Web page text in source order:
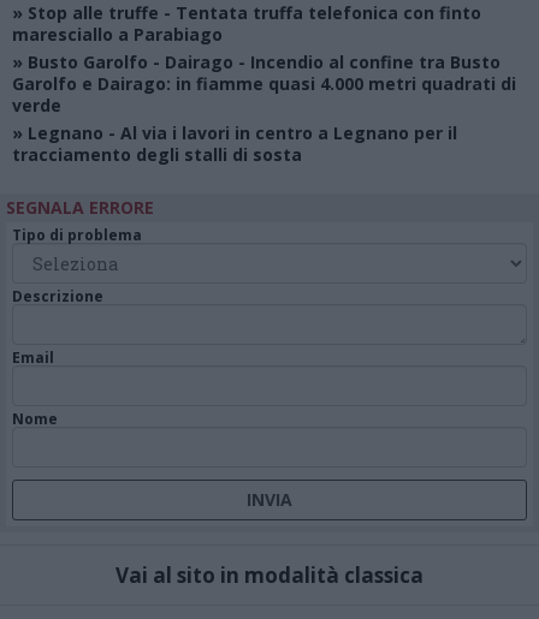
» Stop alle truffe - Tentata truffa telefonica con finto
maresciallo a Parabiago
» Busto Garolfo - Dairago - Incendio al confine tra Busto
Garolfo e Dairago: in fiamme quasi 4.000 metri quadrati di
verde
» Legnano - Al via i lavori in centro a Legnano per il
tracciamento degli stalli di sosta
SEGNALA ERRORE
Tipo di problema
Descrizione
Email
Nome
Vai al sito in modalità classica